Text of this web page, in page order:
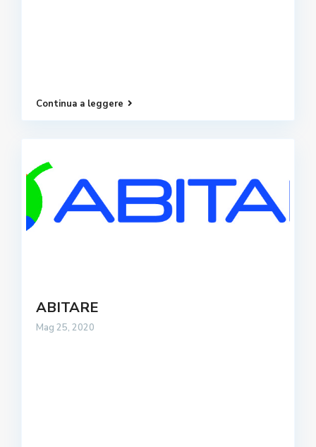
Continua a leggere
ABITARE
Mag 25, 2020